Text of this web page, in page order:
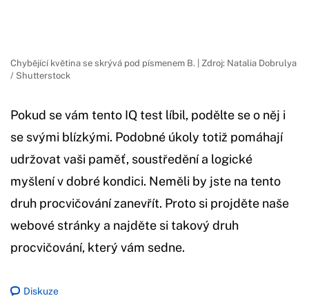
Chybějící květina se skrývá pod písmenem B. | Zdroj: Natalia Dobrulya
/ Shutterstock
Pokud se vám tento IQ test líbil, podělte se o něj i
se svými blízkými. Podobné úkoly totiž pomáhají
udržovat vaši paměť, soustředění a logické
myšlení v dobré kondici. Neměli by jste na tento
druh procvičování zanevřít. Proto si projděte naše
webové stránky a najděte si takový druh
procvičování, který vám sedne.
Diskuze